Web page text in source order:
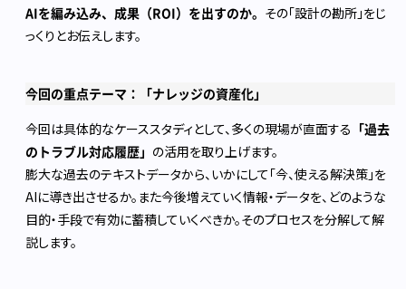
AIを編み込み、成果（ROI）を出すのか。 その「設計の勘所」をじ
っくりとお伝えします。
今回の重点テーマ：「ナレッジの資産化」
今回は具体的なケーススタディとして、多くの現場が直面する 「過去
のトラブル対応履歴」 の活用を取り上げます。
膨大な過去のテキストデータから、いかにして「今、使える解決策」を
AIに導き出させるか。また今後増えていく情報・データを、どのような
目的・手段で有効に蓄積していくべきか。そのプロセスを分解して解
説します。